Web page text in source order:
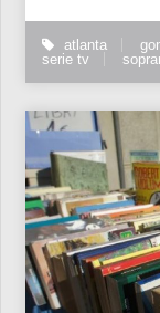
atlanta
serie tv